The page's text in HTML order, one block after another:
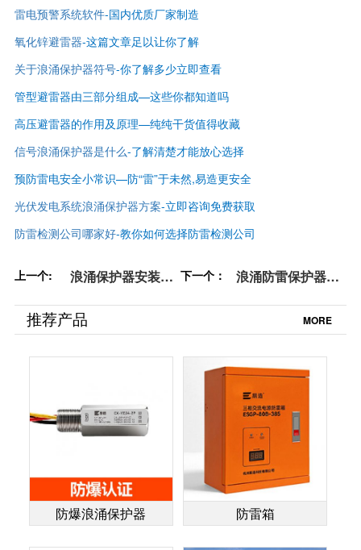
雷电预警系统软件-国内优质厂家制造
氧化锌避雷器-这篇文章足以让你了解
关于浪涌保护器符号-你了解多少立即查看
管型避雷器由三部分组成—这些你都知道吗
高压避雷器的作用及原理—纯纯干货值得收藏
信号浪涌保护器是什么-了解清楚才能放心选择
预防雷电安全小常识—防“雷”于未然,易造更安全
光伏发电系统浪涌保护器方案-立即咨询免费获取
防雷检测公司哪家好-教你如何选择防雷检测公司
上一个:
浪涌保护器安装需
线振荡效应【杭州
易造】
下一个：
浪涌防雷保护器—
推荐产品 MORE
防爆浪涌保护器 防雷箱